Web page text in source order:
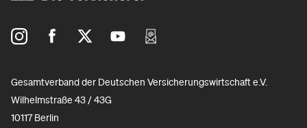
Gesamtverband der Deutschen Versicherungswirtschaft e.V.
Wilhelmstraße 43 / 43G
10117 Berlin